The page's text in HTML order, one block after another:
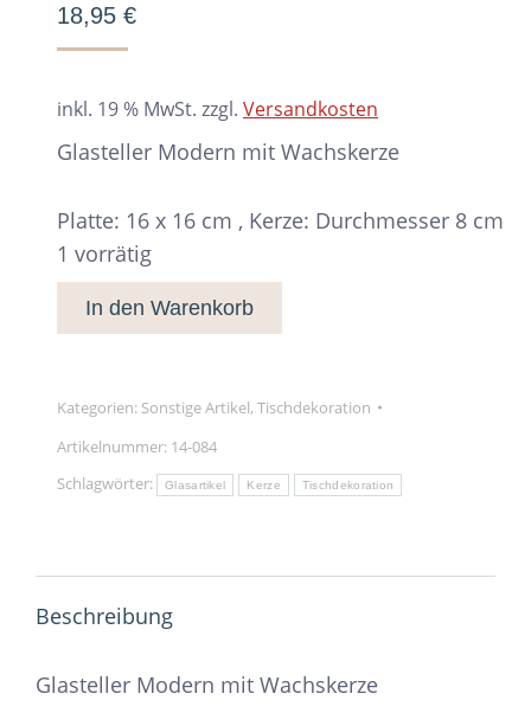
18,95 €
inkl. 19 % MwSt. zzgl. Versandkosten
Glasteller Modern mit Wachskerze
Platte: 16 x 16 cm , Kerze: Durchmesser 8 cm
1 vorrätig
In den Warenkorb
Kategorien: Sonstige Artikel, Tischdekoration
Artikelnummer: 14-084
Schlagwörter:
Glasartikel Kerze Tischdekoration
Beschreibung
Glasteller Modern mit Wachskerze